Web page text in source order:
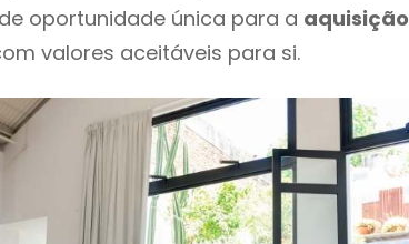
oportunidade única para a
valores aceitáveis para si.